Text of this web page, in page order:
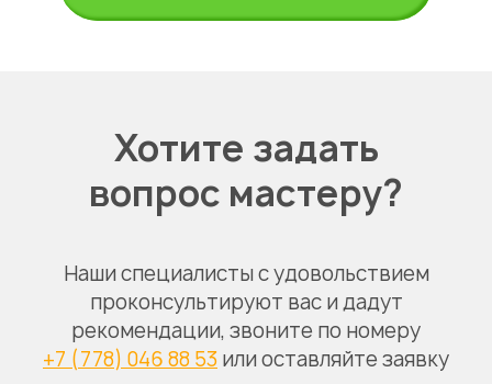
Хотите задать
вопрос мастеру?
Наши специалисты с удовольствием
проконсультируют вас и дадут
рекомендации, звоните по номеру
+7 (778) 046 88 53 или оставляйте заявку